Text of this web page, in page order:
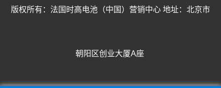
版权所有：法国时高电池（中国）营销中心 地址：北京市
朝阳区创业大厦A座